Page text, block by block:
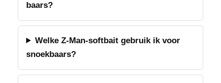
baars?
Welke Z-Man-softbait gebruik ik voor
snoekbaars?